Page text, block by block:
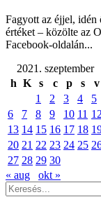
Fagyott az éjjel, idén
értéket – közölte az
Facebook-oldalán...
2021. szeptember
h K s c p s
v
1
2 3 4
5
6
7 8 9 10 11 12
13 14 15 16 17 18
20 21 22 23 24 25
27 28 29 30
« aug
okt »